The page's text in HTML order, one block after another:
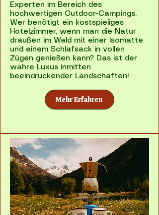
Experten im Bereich des
hochwertigen Outdoor-Campings.
Wer benötigt ein kostspieliges
Hotelzimmer, wenn man die Natur
draußen im Wald mit einer Isomatte
und einem Schlafsack in vollen
Zügen genießen kann? Das ist der
wahre Luxus inmitten
beeindruckender Landschaften!
Mehr Erfahren